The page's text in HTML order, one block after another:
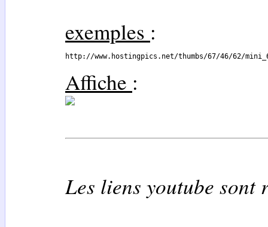
exemples :
http://www.hostingpics.net/thumbs/67/46/62/
Affiche :
Les liens youtube sont